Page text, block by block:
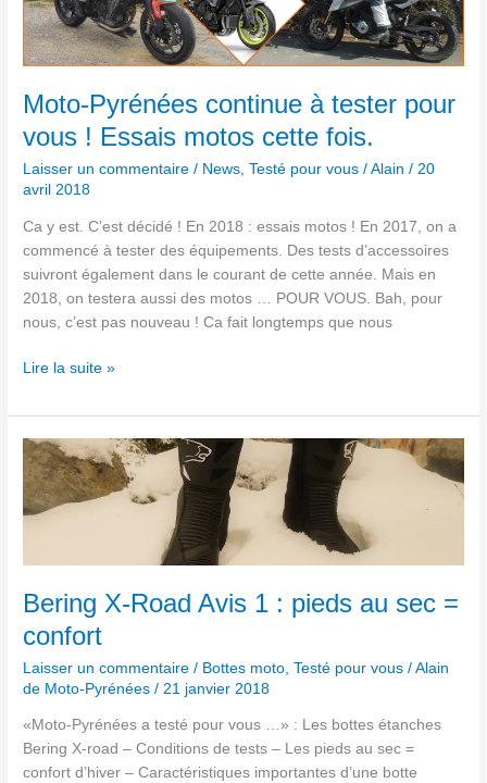
Moto-Pyrénées continue à tester pour
vous ! Essais motos cette fois.
Laisser un commentaire / News ,Testé pour vous /Alain/ 20
avril 2018
Ca y est. C’est décidé ! En 2018 : essais motos ! En 2017, on a
commencé à tester des équipements. Des tests d’accessoires
suivront également dans le courant de cette année. Mais en
2018, on testera aussi des motos … POUR VOUS. Bah, pour
nous, c’est pas nouveau ! Ca fait longtemps que nous
à
tester
pour
vous
Essais
motos
cette
Lire la suite »
Bering X-Road Avis 1 : pieds au sec =
confort
Laisser un commentaire / Bottes moto ,Testé pour vous /Alain
de Moto-Pyrénées/ 21 janvier 2018
«Moto-Pyrénées a testé pour vous …» : Les bottes étanches
Bering X-road – Conditions de tests – Les pieds au sec =
confort d’hiver – Caractéristiques importantes d’une botte
Bering
X-
Road
Avis
:
pieds
au
sec
=
confort